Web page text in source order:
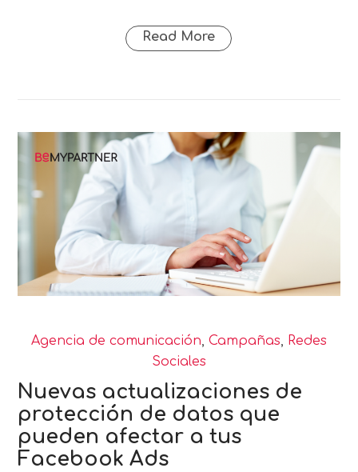
Read More
Agencia de comunicación, Campañas, Redes
Sociales
Nuevas actualizaciones de
protección de datos que
pueden afectar a tus
Facebook Ads